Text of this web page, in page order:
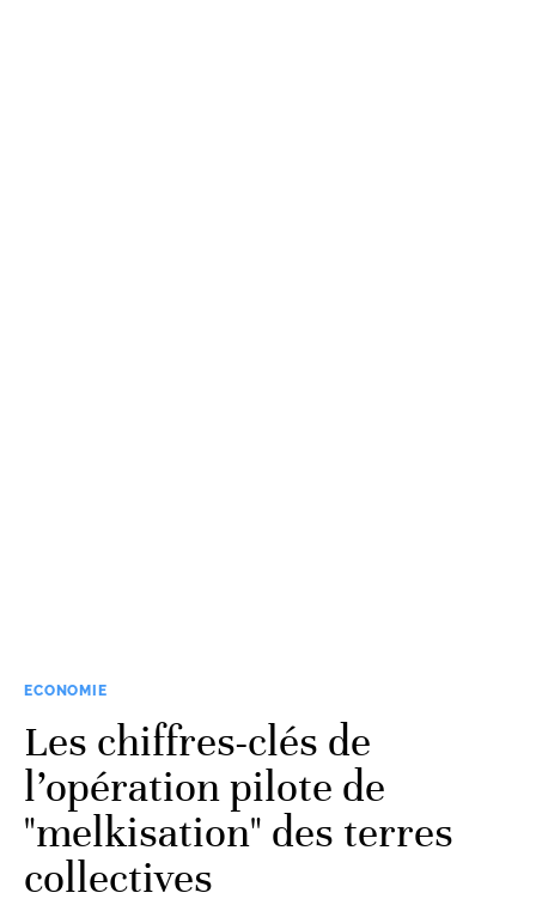
ECONOMIE
Les chiffres-clés de
l’opération pilote de
"melkisation" des terres
collectives